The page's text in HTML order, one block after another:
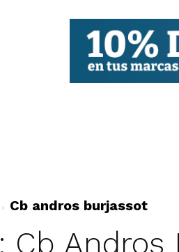
Cb andros burjassot
Cb Andros